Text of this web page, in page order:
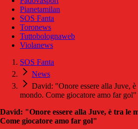
Pianetamilan
SOS Fanta
Toronews
Tuttobolognaweb
Violanews
SOS Fanta
News
David: "Onore essere alla Juve,
mondo. Come giocatore amo far gol"
David: "Onore essere alla Juve, è tra le
Come giocatore amo far gol"